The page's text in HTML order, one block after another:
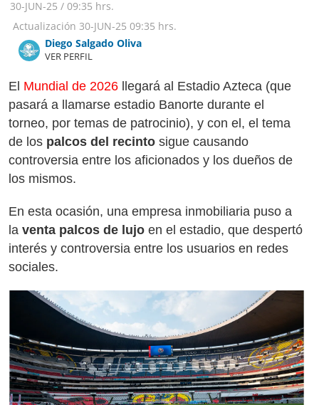
30-JUN-25 / 09:35 hrs.
Actualización 30-JUN-25 09:35 hrs.
Diego Salgado Oliva
VER PERFIL
El Mundial de 2026 llegará al Estadio Azteca (que
pasará a llamarse estadio Banorte durante el
torneo, por temas de patrocinio), y con el, el tema
de los palcos del recinto sigue causando
controversia entre los aficionados y los dueños de
los mismos.
En esta ocasión, una empresa inmobiliaria puso a
la venta palcos de lujo en el estadio, que despertó
interés y controversia entre los usuarios en redes
sociales.